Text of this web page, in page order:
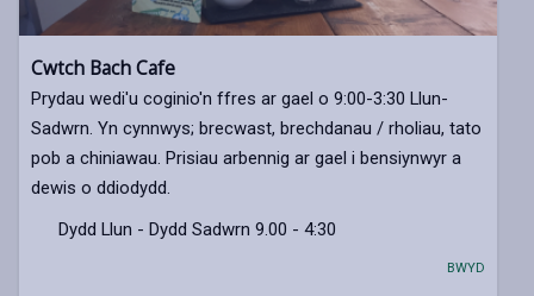
Cwtch Bach Cafe
Prydau wedi'u coginio'n ffres ar gael o 9:00-3:30 Llun-
Sadwrn. Yn cynnwys; brecwast, brechdanau / rholiau, tato
pob a chiniawau. Prisiau arbennig ar gael i bensiynwyr a
dewis o ddiodydd.
Dydd Llun - Dydd Sadwrn 9.00 - 4:30
BWYD